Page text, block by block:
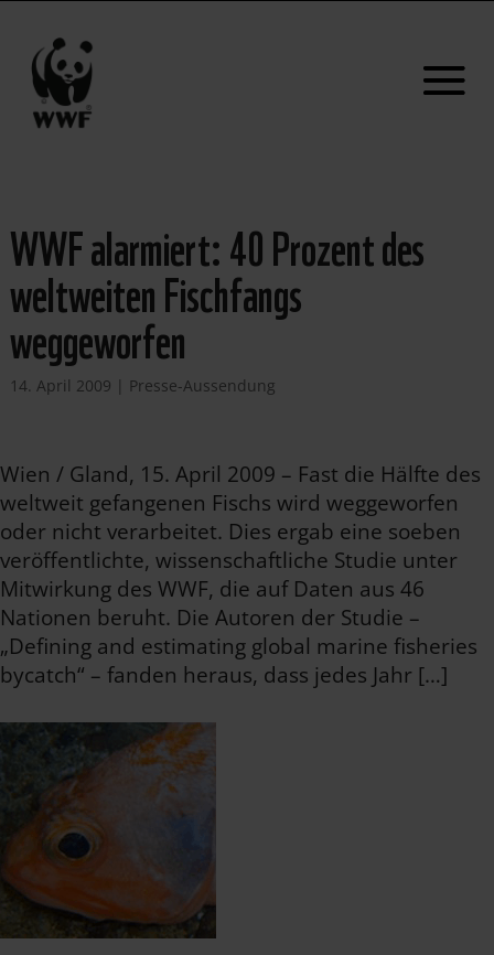
WWF alarmiert: 40 Prozent des
weltweiten Fischfangs
weggeworfen
14. April 2009 | Presse-Aussendung
Wien / Gland, 15. April 2009 – Fast die Hälfte des
weltweit gefangenen Fischs wird weggeworfen
oder nicht verarbeitet. Dies ergab eine soeben
veröffentlichte, wissenschaftliche Studie unter
Mitwirkung des WWF, die auf Daten aus 46
Nationen beruht. Die Autoren der Studie –
„Defining and estimating global marine fisheries
bycatch“ – fanden heraus, dass jedes Jahr […]